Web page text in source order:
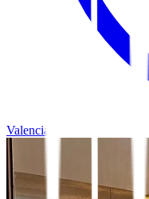
Valencia